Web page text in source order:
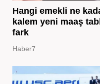
Hangi emekli ne
kalem yeni maaş
fark
Haber7